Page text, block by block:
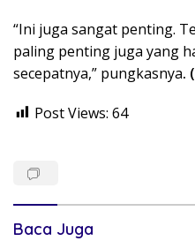
“Ini juga sangat penting.
paling penting juga yang
secepatnya,” pungkasnya.
Post Views: 64
Baca Juga